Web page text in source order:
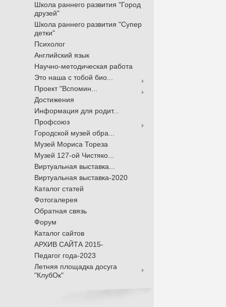
Школа раннего развития "Город
друзей"
Школа раннего развития "Супер
детки"
Психолог
Английский язык
Научно-методическая работа
Это наша с тобой био...
Проект "Вспомин...
Достижения
Информация для родит...
Профсоюз
Городской музей обра...
Музей Мориса Тореза
Музей 127-ой Чистяко...
Виртуальная выставка...
Виртуальная выставка-2020
Каталог статей
Фотогалерея
Обратная связь
Форум
Каталог сайтов
АРХИВ САЙТА 2015-
Педагог года-2023
Летняя площадка досуга
"КлубОк"